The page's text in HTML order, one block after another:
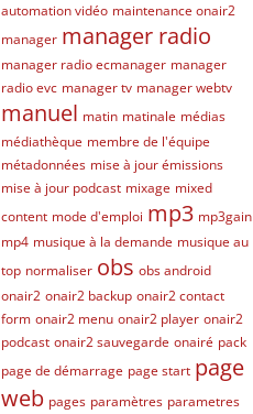
automation vidéo maintenance onair2
manager manager radio
manager radio ecmanager manager
radio evc manager tv manager webtv
manuel matin matinale médias
médiathèque membre de l'équipe
métadonnées mise à jour émissions
mise à jour podcast mixage mixed
content mode d'emploi mp3 mp3gain
mp4 musique à la demande musique au
top normaliser obs obs android
onair2 onair2 backup onair2 contact
form onair2 menu onair2 player onair2
podcast onair2 sauvegarde onairé pack
page de démarrage page start page
web pages paramètres parametres